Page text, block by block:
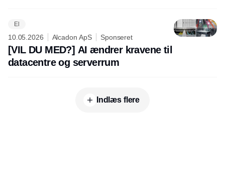
El
10.05.2026 Alcadon ApS Sponseret
[VIL DU MED?] AI ændrer kravene til
datacentre og serverrum
Indlæs flere